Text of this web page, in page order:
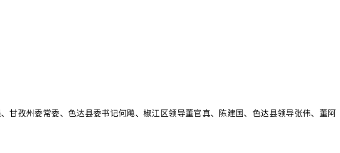
、甘孜州委常委、色达县委书记何飚、椒江 区领导董官真、陈建国 、 色达县领导张伟、董阿